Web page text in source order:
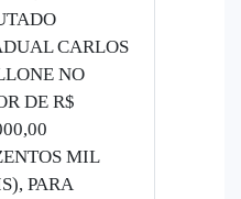
CARLOS
NO
DE R$
MIL
PARA